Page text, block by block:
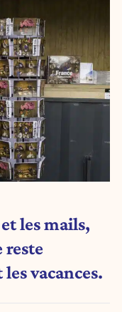
les mails,
reste
vacances.